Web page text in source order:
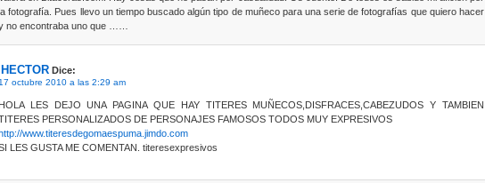
fotografía. Pues llevo un tiempo buscado algún tipo de muñeco para una serie de fotografías que quiero hacer
no encontraba uno que ……
HECTOR Dice:
17 octubre 2010 a las 2:29 am
HOLA LES DEJO UNA PAGINA QUE HAY TITERES MUÑECOS,DISFRACES,CABEZUDOS Y TAMBIEN
PERSONALIZADOS DE PERSONAJES FAMOSOS TODOS MUY EXPRESIVOS
www.titeresdegomaespuma.jimdo.com
LES GUSTA ME COMENTAN. titeresexpresivos